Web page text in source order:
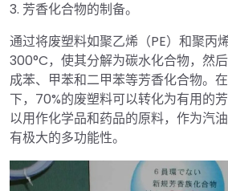
3. 芳香化合物的制备。
通过将废塑料如聚乙烯（PE）和聚丙
300°C，使其分解为碳水化合物，然
成苯、甲苯和二甲苯等芳香化合物。
下，70%的废塑料可以转化为有用的
以用作化学品和药品的原料，作为汽
有极大的多功能性。